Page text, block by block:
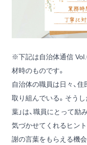
※下記は自治体通信
材時のものです。
自治体の職員は日々、住
取り組んでいる。そう
葉」は、職員にとって励
気づかせてくれるヒン
謝の言葉をもらえる機